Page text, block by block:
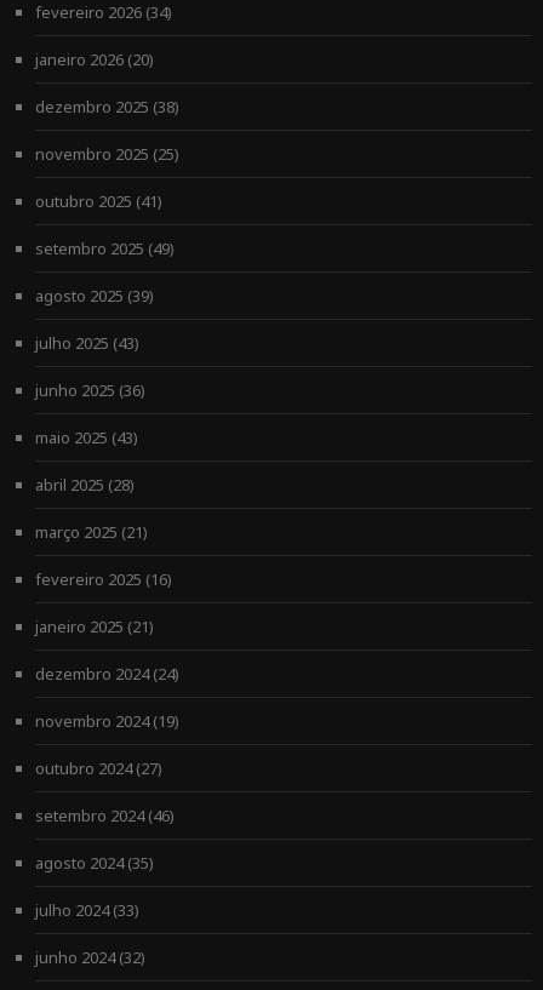
fevereiro 2026(34)
janeiro 2026(20)
dezembro 2025 (38)
novembro 2025 (25)
outubro 2025 (41)
setembro 2025 (49)
agosto 2025 (39)
julho 2025 (43)
junho 2025 (36)
maio 2025 (43)
abril 2025 (28)
março 2025 (21)
fevereiro 2025 (16)
janeiro 2025 (21)
dezembro 2024(24)
novembro 2024(19)
outubro 2024(27)
setembro 2024(46)
agosto 2024(35)
julho 2024(33)
junho 2024(32)